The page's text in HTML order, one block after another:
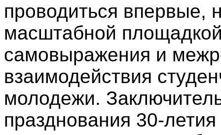
проводиться впервые,
масштабной
самовыражения и
взаимодействия
молодежи.
празднования 30-